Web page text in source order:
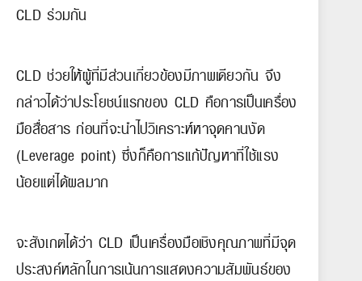
CLD ร่วมกัน
CLD ช่วยให้ผู้ที่มีส่วนเกี่ยวข้องมีภาพเดียวกัน จึง
กล่าวได้ว่าประโยชน์แรกของ CLD คือการเป็นเครื่อง
มือสื่อสาร ก่อนที่จะนำไปวิเคราะห์หาจุดคานงัด
(Leverage point) ซึ่งก็คือการแก้ปัญหาที่ใช้แรง
น้อยแต่ได้ผลมาก
จะสังเกตได้ว่า CLD เป็นเครื่องมือเชิงคุณภาพที่มีจุด
ประสงค์หลักในการเน้นการแสดงความสัมพันธ์ของ